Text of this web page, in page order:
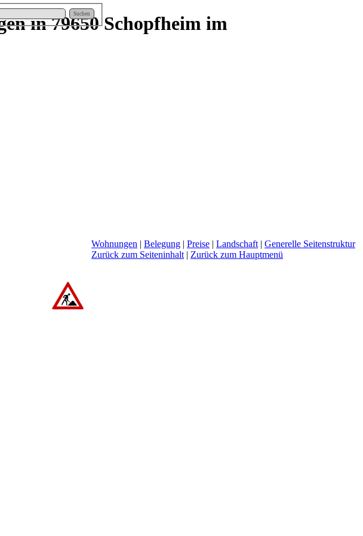
in 79650 Schopfheim im
Wohnungen | Belegung | Preise | Landschaft | Generelle Seitenstruktur
Suchen
Zurück zum Seiteninhalt | Zurück zum Hauptmenü